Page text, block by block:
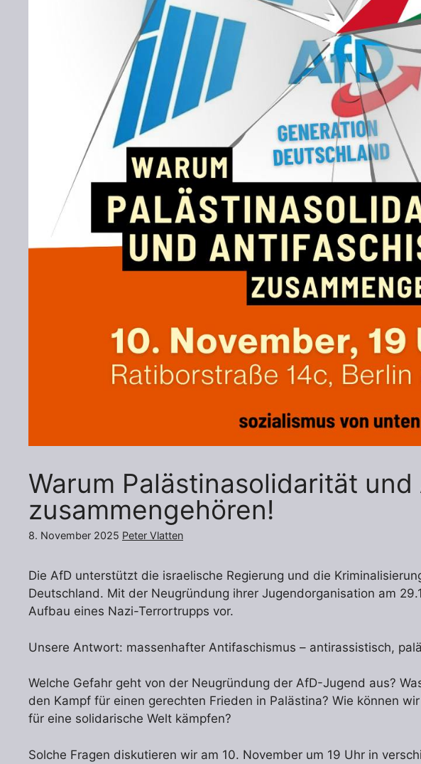
Warum Palästinasolidarität
zusammengehören!
8. November 2025 Peter Vlatten
Die AfD unterstützt die israelische Regierung und die
Deutschland. Mit der Neugründung ihrer Jugendorganisation am
Aufbau eines Nazi-Terrortrupps vor.
Unsere Antwort: massenhafter Antifaschismus – antirassistisch,
Welche Gefahr geht von der Neugründung der AfD-Jugend aus?
den Kampf für einen gerechten Frieden in Palästina? Wie können
für eine solidarische Welt kämpfen?
Solche Fragen diskutieren wir am 10. November um 19 Uhr in